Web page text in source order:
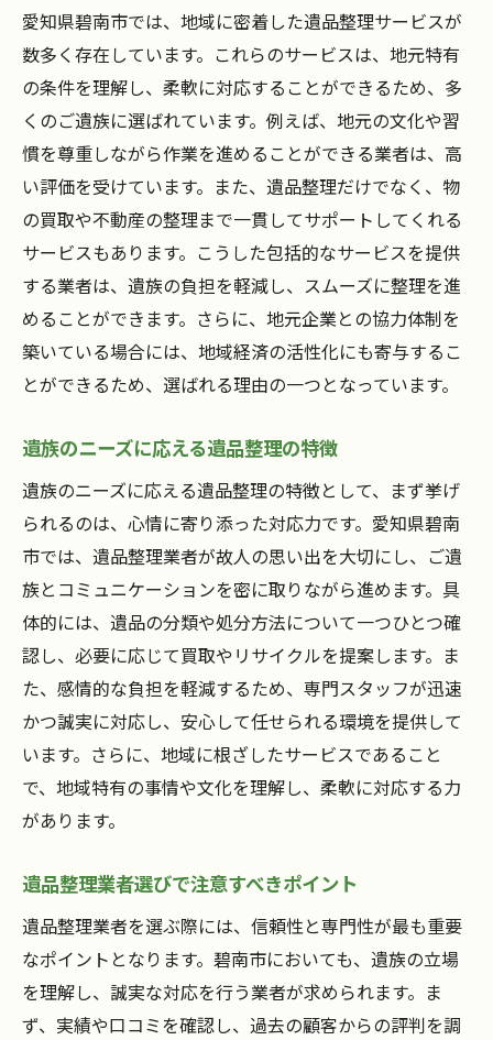
愛知県碧南市での遺品整理買取サービスの活用
法
遺品の買取サービスの流れと注意点
高価買取を実現するためのポイント
買取可能な品物の見極め方
遺品整理における買取サービスの利点
買取専門スタッフによる査定の流れ
買取サービスを活用した遺品整理の実例
地域密着型の遺品整理安心して任せられる理由
地域密着型サービスのメリットとは
碧南市で選ばれる理由を徹底分析
地域密着型だからできる安心対応
地域のつながりを大切にした遺品整理
信頼感を築く地域密着型の取り組み
遺品整理で得られる心の平安愛知県碧南市の事
例
遺品整理後のご遺族の声を紹介
心の平安を感じたお客様の体験談
遺品整理がもたらす心理的効果
遺品整理で心を癒すためのサポート
遺族が感じる平安の理由
碧南市での実際の遺品整理の事例紹介
愛知県碧南市での遺品整理プロが提供する信頼
プロが提供する遺品整理の安心感
信頼できるプロの技術と経験
遺品整理におけるプロの役割とは
愛知県碧南市では、地域に密着した遺品整理サービスが
数多く存在しています。これらのサービスは、地元特有
の条件を理解し、柔軟に対応することができるため、多
くのご遺族に選ばれています。例えば、地元の文化や習
慣を尊重しながら作業を進めることができる業者は、高
い評価を受けています。また、遺品整理だけでなく、物
の買取や不動産の整理まで一貫してサポートしてくれる
サービスもあります。こうした包括的なサービスを提供
する業者は、遺族の負担を軽減し、スムーズに整理を進
めることができます。さらに、地元企業との協力体制を
築いている場合には、地域経済の活性化にも寄与するこ
とができるため、選ばれる理由の一つとなっています。
遺族のニーズに応える遺品整理の特徴
遺族のニーズに応える遺品整理の特徴として、まず挙げ
られるのは、心情に寄り添った対応力です。愛知県碧南
市では、遺品整理業者が故人の思い出を大切にし、ご遺
族とコミュニケーションを密に取りながら進めます。具
体的には、遺品の分類や処分方法について一つひとつ確
認し、必要に応じて買取やリサイクルを提案します。ま
た、感情的な負担を軽減するため、専門スタッフが迅速
かつ誠実に対応し、安心して任せられる環境を提供して
います。さらに、地域に根ざしたサービスであること
で、地域特有の事情や文化を理解し、柔軟に対応する力
があります。
遺品整理業者選びで注意すべきポイント
遺品整理業者を選ぶ際には、信頼性と専門性が最も重要
なポイントとなります。碧南市においても、遺族の立場
を理解し、誠実な対応を行う業者が求められます。ま
ず、実績や口コミを確認し、過去の顧客からの評判を調